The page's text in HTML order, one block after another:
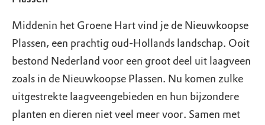
Middenin het Groene Hart vind je de Nieuwkoopse
Plassen, een prachtig oud-Hollands landschap. Ooit
bestond Nederland voor een groot deel uit laagveen
zoals in de Nieuwkoopse Plassen. Nu komen zulke
uitgestrekte laagveengebieden en hun bijzondere
planten en dieren niet veel meer voor. Samen met